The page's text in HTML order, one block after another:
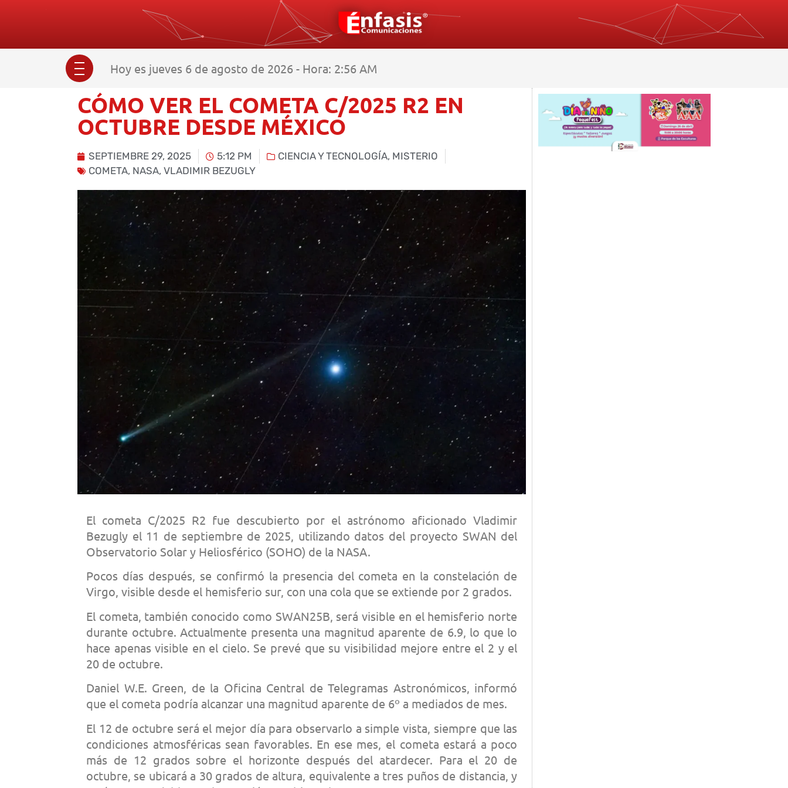
Hoy es jueves 6 de agosto de 2026 - Hora: 2:56 AM
CÓMO VER EL COMETA C/2025 R2 EN
OCTUBRE DESDE MÉXICO
SEPTIEMBRE 29, 2025 5:12 PM CIENCIA Y TECNOLOGÍA, MISTERIO
COMETA, NASA, VLADIMIR BEZUGLY
El cometa C/2025 R2 fue descubierto por el astrónomo aficionado Vladimir
Bezugly el 11 de septiembre de 2025, utilizando datos del proyecto SWAN del
Observatorio Solar y Heliosférico (SOHO) de la NASA.
Pocos días después, se confirmó la presencia del cometa en la constelación de
Virgo, visible desde el hemisferio sur, con una cola que se extiende por 2 grados.
El cometa, también conocido como SWAN25B, será visible en el hemisferio norte
durante octubre. Actualmente presenta una magnitud aparente de 6.9, lo que lo
hace apenas visible en el cielo. Se prevé que su visibilidad mejore entre el 2 y el
20 de octubre.
Daniel W.E. Green, de la Oficina Central de Telegramas Astronómicos, informó
que el cometa podría alcanzar una magnitud aparente de 6º a mediados de mes.
El 12 de octubre será el mejor día para observarlo a simple vista, siempre que las
condiciones atmosféricas sean favorables. En ese mes, el cometa estará a poco
más de 12 grados sobre el horizonte después del atardecer. Para el 20 de
octubre, se ubicará a 30 grados de altura, equivalente a tres puños de distancia, y